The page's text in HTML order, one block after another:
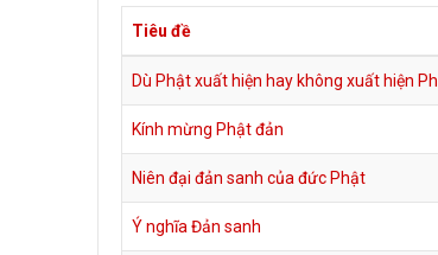
Tiêu đề
Dù Phật xuất hiện hay không xuất hiện
Kính mừng Phật đản
Niên đại đản sanh của đức Phật
Ý nghĩa Đản sanh